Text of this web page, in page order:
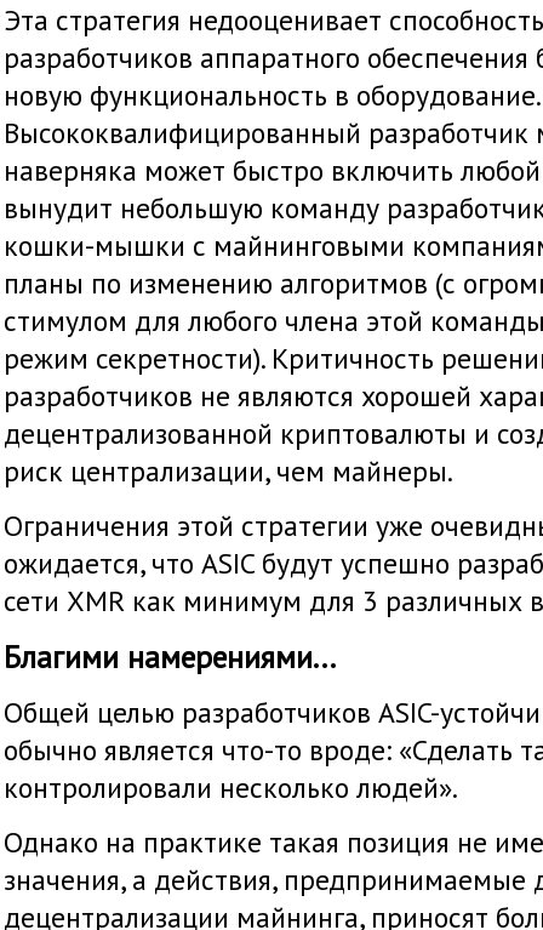
Эта стратегия недооценивает
разработчиков аппаратного
новую функциональность в оборудование.
Высококвалифицированный разработчик
наверняка может быстро включить любой
вынудит небольшую команду
кошки-мышки с майнинговыми
планы по изменению алгоритмов (с
стимулом для любого члена этой
режим секретности). Критичность
разработчиков не являются хорошей
децентрализованной криптовалюты и
риск централизации, чем майнеры.
Ограничения этой стратегии уже
ожидается, что ASIC будут успешно
сети XMR как минимум для 3 различных
Благими намерениями...
Общей целью разработчиков ASIC-
обычно является что-то вроде: «Сделать
контролировали несколько людей».
Однако на практике такая позиция не
значения, а действия, предпринимаемые
децентрализации майнинга, приносят